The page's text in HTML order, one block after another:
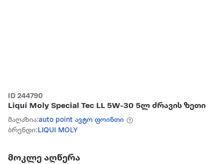
ID 244790
Liqui Moly Special Tec LL 5W-30 5ლ ძრავის ზეთი
მაღაზია:auto point ავტო ფოინთი
ბრენდი:LIQUI MOLY
მოკლე აღწერა